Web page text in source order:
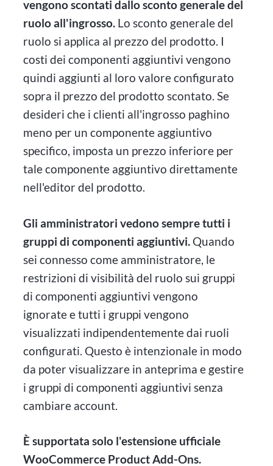
vengono scontati dallo sconto generale del
ruolo all'ingrosso. Lo sconto generale del
ruolo si applica al prezzo del prodotto. I
costi dei componenti aggiuntivi vengono
quindi aggiunti al loro valore configurato
sopra il prezzo del prodotto scontato. Se
desideri che i clienti all'ingrosso paghino
meno per un componente aggiuntivo
specifico, imposta un prezzo inferiore per
tale componente aggiuntivo direttamente
nell'editor del prodotto.
Gli amministratori vedono sempre tutti i
gruppi di componenti aggiuntivi. Quando
sei connesso come amministratore, le
restrizioni di visibilità del ruolo sui gruppi
di componenti aggiuntivi vengono
ignorate e tutti i gruppi vengono
visualizzati indipendentemente dai ruoli
configurati. Questo è intenzionale in modo
da poter visualizzare in anteprima e gestire
i gruppi di componenti aggiuntivi senza
cambiare account.
È supportata solo l'estensione ufficiale
WooCommerce Product Add-Ons.